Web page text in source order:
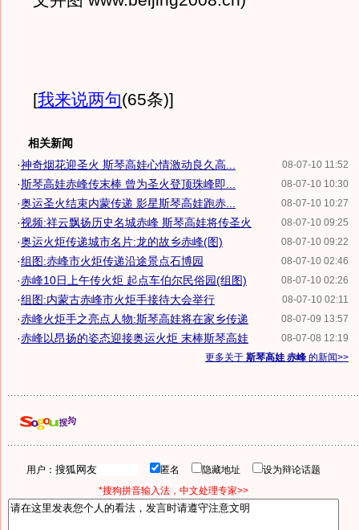
[我来说两句(65条)]
相关新闻
08-07-10 11:52
·神奇烟花迎圣火 斯琴高娃心情激动良久高...
08-07-10 10:30
·斯琴高娃赤峰传末棒 曾为圣火登顶珠峰即...
08-07-10 10:27
·奥运圣火结束内蒙传递 影星斯琴高娃跑赤...
08-07-10 09:25
·视频:祥云飘扬历史名城赤峰 斯琴高娃将传圣火
08-07-10 09:22
·奥运火炬传递城市名片:龙的故乡赤峰(图)
08-07-10 02:46
·组图:赤峰市火炬传递沿途景点石博园
08-07-10 02:26
·赤峰10日上午传火炬 起点车伯尔民俗园(组图)
08-07-10 02:11
·组图:内蒙古赤峰市火炬手接待大会举行
08-07-09 13:57
·赤峰火炬手之亮点人物:斯琴高娃将在家乡传递
08-07-08 12:19
·赤峰以昂扬的姿态迎接奥运火炬 末棒斯琴高娃
更多关于 斯琴高娃 赤峰 的新闻>>
用户： 匿名 隐藏地址
设为辩论话题
*搜狗拼音输入法，中文处理专家>>